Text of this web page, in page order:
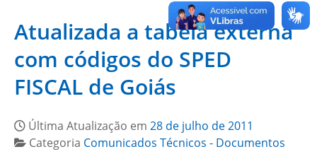
Atualizada a tabela externa
com códigos do SPED
FISCAL de Goiás
Última Atualização em 28 de julho de 2011
Categoria Comunicados Técnicos - Documentos